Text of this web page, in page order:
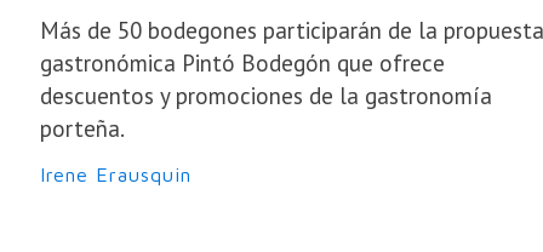
Más de 50 bodegones participarán de la propuesta
gastronómica Pintó Bodegón que ofrece
descuentos y promociones de la gastronomía
porteña.
Irene Erausquin